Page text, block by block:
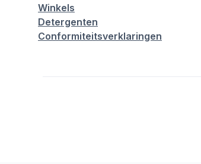
Winkels
Detergenten
Conformiteitsverklaringen